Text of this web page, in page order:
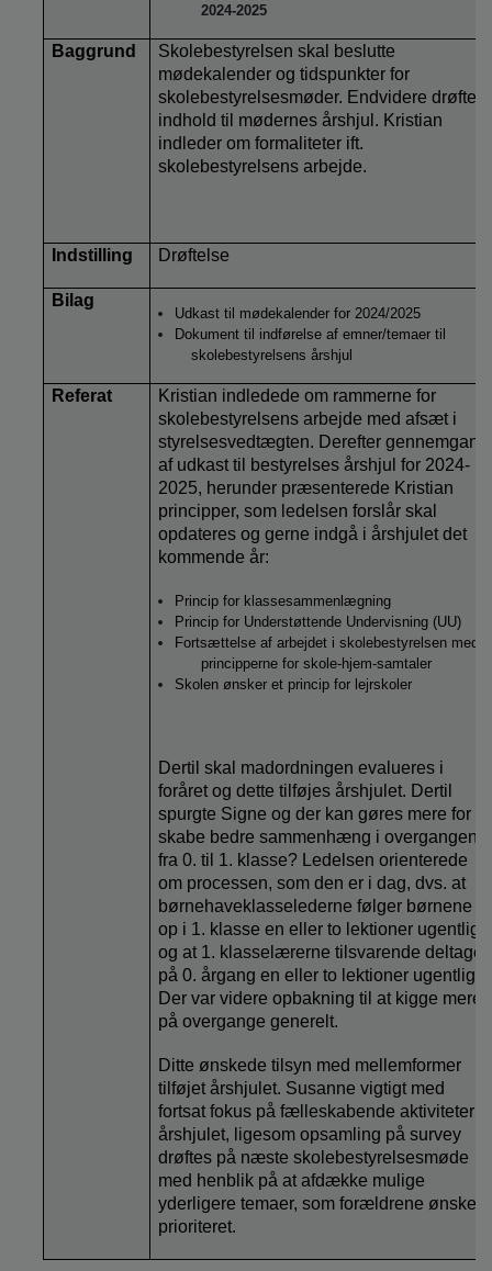
2024-2025
Baggrund
Skolebestyrelsen skal beslutte
mødekalender og tidspunkter for
skolebestyrelsesmøder. Endvidere drøftes
indhold til mødernes årshjul. Kristian
indleder om formaliteter ift.
skolebestyrelsens arbejde.
Indstilling Drøftelse
Bilag
Udkast til mødekalender for 2024/2025
Dokument til indførelse af emner/temaer til
skolebestyrelsens årshjul
Referat
Kristian indledede om rammerne for
skolebestyrelsens arbejde med afsæt i
styrelsesvedtægten. Derefter gennemgang
af udkast til bestyrelses årshjul for 2024-
2025, herunder præsenterede Kristian
principper, som ledelsen forslår skal
opdateres og gerne indgå i årshjulet det
kommende år:
Princip for klassesammenlægning
Princip for Understøttende Undervisning (UU)
Fortsættelse af arbejdet i skolebestyrelsen med
principperne for skole-hjem-samtaler
Skolen ønsker et princip for lejrskoler
Dertil skal madordningen evalueres i
foråret og dette tilføjes årshjulet. Dertil
spurgte Signe og der kan gøres mere for at
skabe bedre sammenhæng i overgangen
fra 0. til 1. klasse? Ledelsen orienterede
om processen, som den er i dag, dvs. at
børnehaveklasselederne følger børnene
op i 1. klasse en eller to lektioner ugentligt,
og at 1. klasselærerne tilsvarende deltager
på 0. årgang en eller to lektioner ugentligt.
Der var videre opbakning til at kigge mere
på overgange generelt.
Ditte ønskede tilsyn med mellemformer
tilføjet årshjulet. Susanne vigtigt med
fortsat fokus på fælleskabende aktiviteter i
årshjulet, ligesom opsamling på survey
drøftes på næste skolebestyrelsesmøde
med henblik på at afdække mulige
yderligere temaer, som forældrene ønsker
prioriteret.